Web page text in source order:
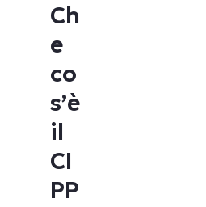
Ch
e
co
s’è
il
CI
PP